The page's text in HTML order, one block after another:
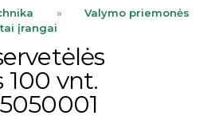
»
Valymo priemonės
įrangai
100 vnt.